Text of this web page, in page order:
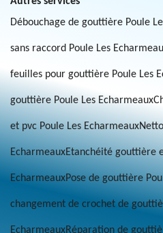
Débouchage de gouttière Poule
sans raccord Poule Les
feuilles pour gouttière Poule Les
gouttière Poule Les Echarmeaux
et pvc Poule Les Echarmeaux
EcharmeauxEtanchéité gouttière
EcharmeauxPose de gouttière
changement de crochet de
EcharmeauxRéparation de